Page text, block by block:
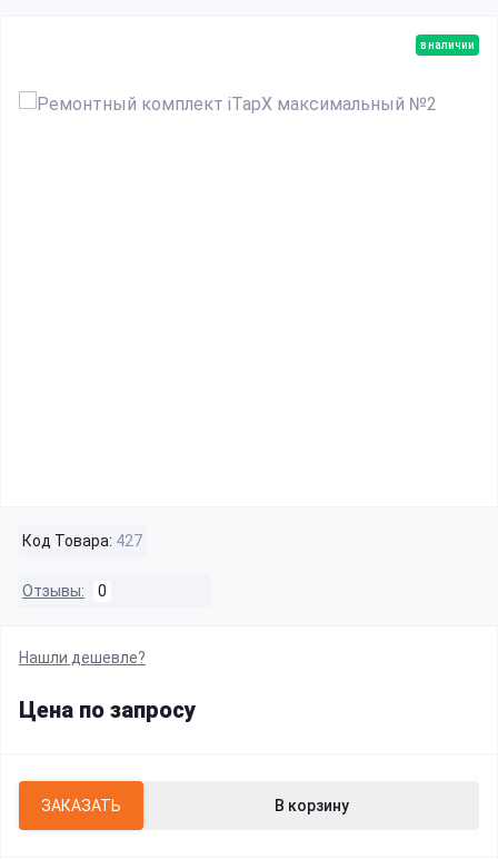
в наличии
Код Товара: 427
Отзывы: 0
Нашли дешевле?
Цена по запросу
ЗАКАЗАТЬ В корзину